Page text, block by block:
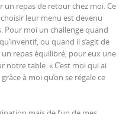
un repas de retour chez moi. Ce
leur menu est devenu
moi un challenge quand
ou quand il s’agit de
repas équilibré, pour eux une
notre table. « C’est moi qui ai
à moi qu’on se régale ce